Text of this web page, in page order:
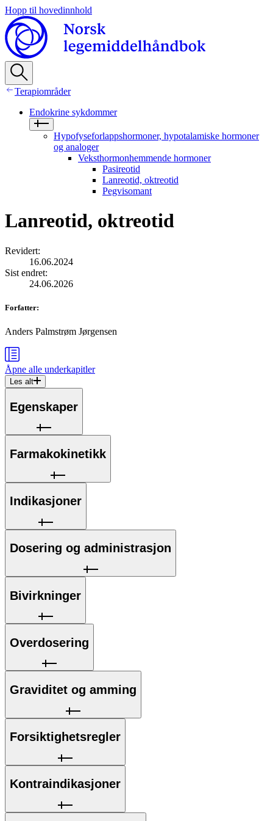
Hopp til hovedinnhold
Terapiområder
Endokrine sykdommer
Hypofyseforlappshormoner, hypotalamiske hormoner
og analoger
Veksthormonhemmende hormoner
Pasireotid
Lanreotid, oktreotid
Pegvisomant
Lanreotid, oktreotid
Revidert:
16.06.2024
Sist endret:
24.06.2026
Forfatter:
Anders Palmstrøm Jørgensen
Åpne alle underkapitler
Les alt
Egenskaper
Farmakokinetikk
Indikasjoner
Dosering og administrasjon
Bivirkninger
Overdosering
Graviditet og amming
Forsiktighetsregler
Kontraindikasjoner